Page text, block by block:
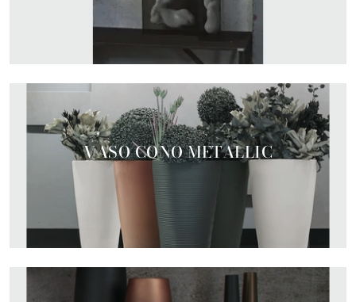
VASO CONO METALLIC